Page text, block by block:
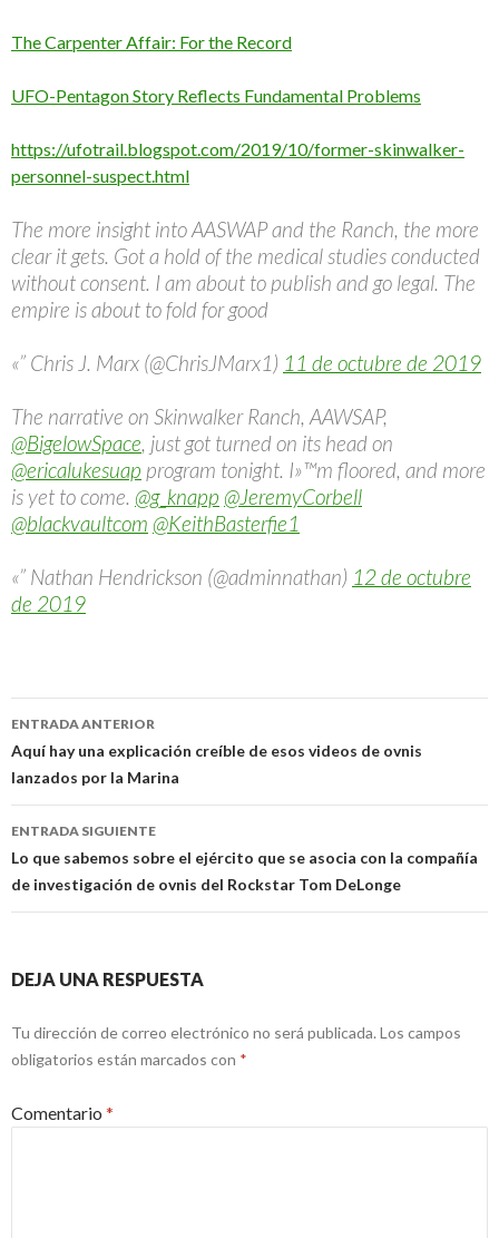
The Carpenter Affair: For the Record
UFO-Pentagon Story Reflects Fundamental Problems
https://ufotrail.blogspot.com/2019/10/former-skinwalker-
personnel-suspect.html
The more insight into AASWAP and the Ranch, the more
clear it gets. Got a hold of the medical studies conducted
without consent. I am about to publish and go legal. The
empire is about to fold for good
«” Chris J. Marx (@ChrisJMarx1) 11 de octubre de 2019
The narrative on Skinwalker Ranch, AAWSAP,
@BigelowSpace, just got turned on its head on
@ericalukesuap program tonight. I»™m floored, and more
is yet to come. @g_knapp @JeremyCorbell
@blackvaultcom @KeithBasterfie1
«” Nathan Hendrickson (@adminnathan) 12 de octubre
de 2019
Navegación
de
entradas
ENTRADA ANTERIOR
Aquí hay una explicación creíble de esos videos de ovnis
lanzados por la Marina
ENTRADA SIGUIENTE
Lo que sabemos sobre el ejército que se asocia con la compañía
de investigación de ovnis del Rockstar Tom DeLonge
DEJA UNA RESPUESTA
Tu dirección de correo electrónico no será publicada. Los campos
obligatorios están marcados con *
Comentario *